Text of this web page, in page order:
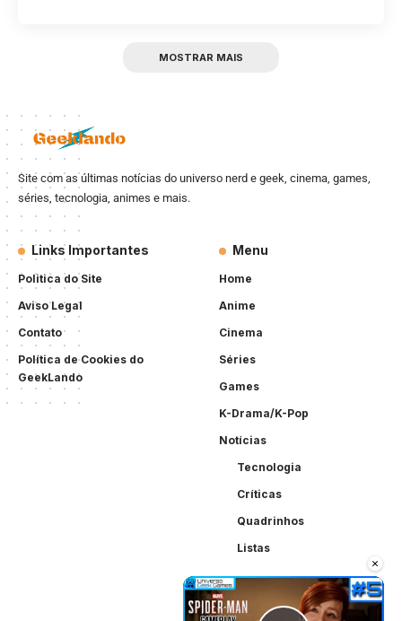
×
MOSTRAR MAIS
Site com as últimas notícias do universo nerd e geek, cinema, games,
séries, tecnologia, animes e mais.
Links Importantes
Politica do Site
Aviso Legal
Contato
Política de Cookies do
GeekLando
Menu
Home
Anime
Cinema
Séries
Games
K-Drama/K-Pop
Notícias
Tecnologia
Críticas
Quadrinhos
Listas